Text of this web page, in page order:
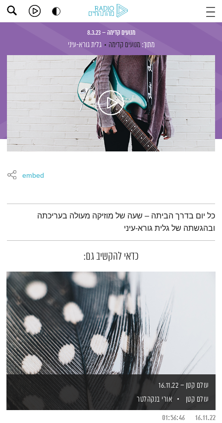
מנועים קדימה – 8.3.23
מתוך: מנועים קדימה גלית גורא-עיני
embed
תמצית הפודקאסט
כל יום בדרך הביתה – שעה של מוזיקה מעולה בעריכתה
ובהגשתה של גלית גורא-עיני
כדאי להקשיב גם:
עולם קטן – 16.11.22
עולם קטן
אורי בנקהלטר
16.11.22
01:56:46